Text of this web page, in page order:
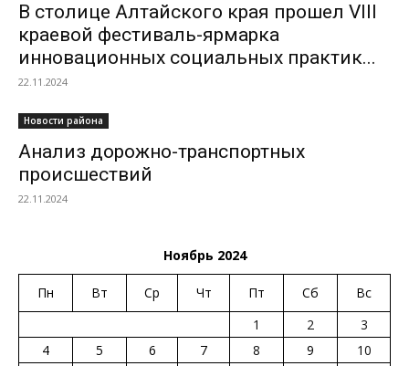
В столице Алтайского края прошел VIII
краевой фестиваль-ярмарка
инновационных социальных практик...
22.11.2024
Новости района
Анализ дорожно-транспортных
происшествий
22.11.2024
Ноябрь 2024
Пн Вт Ср Чт Пт Сб
Вс
1
2
3
4
5 6 7 8 9
10